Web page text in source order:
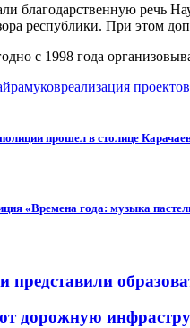
благодарственную речь
республики. При этом
с 1998 года
реализация проектов
прошел в столице
«Времена года: музыка
представили
дорожную